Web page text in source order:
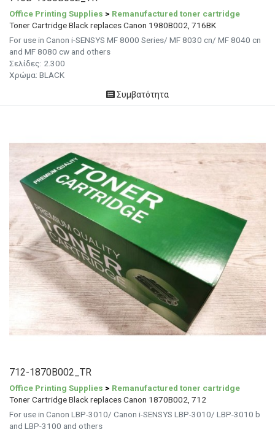
Office Printing Supplies > Remanufactured toner cartridge
Toner Cartridge Black replaces Canon 1980B002, 716BK
For use in Canon i-SENSYS MF 8000 Series/ MF 8030 cn/ MF 8040 cn
and MF 8080 cw and others
Σελίδες: 2.300
Χρώμα: BLACK
Συμβατότητα
712-1870B002_TR
Office Printing Supplies > Remanufactured toner cartridge
Toner Cartridge Black replaces Canon 1870B002, 712
For use in Canon LBP-3010/ Canon i-SENSYS LBP-3010/ LBP-3010 b
and LBP-3100 and others